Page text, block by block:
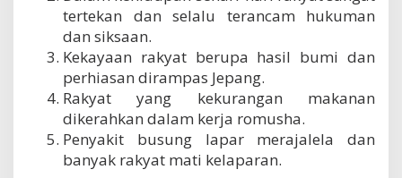
tertekan dan selalu terancam hukuman
dan siksaan.
Kekayaan rakyat berupa hasil bumi dan
perhiasan dirampas Jepang.
Rakyat yang kekurangan makanan
dikerahkan dalam kerja romusha.
Penyakit busung lapar merajalela dan
banyak rakyat mati kelaparan.